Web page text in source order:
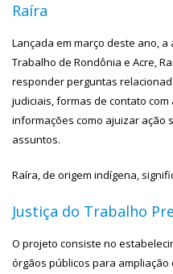
Raíra
Lançada em março deste ano,
Trabalho de Rondônia e Acre,
responder perguntas
judiciais, formas de contato com
informações como ajuizar ação
assuntos.
Raíra, de origem indígena,
Justiça do Trabalho
O projeto consiste no
órgãos públicos para